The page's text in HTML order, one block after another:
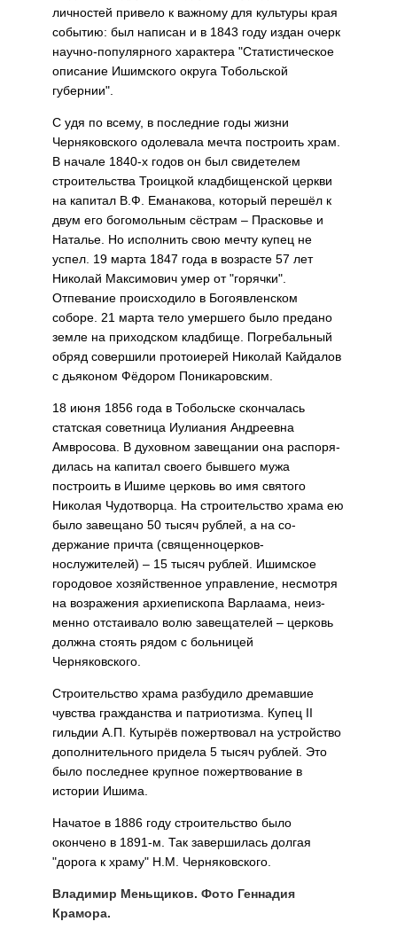
личностей привело к важному для культуры края
со­бытию: был написан и в 1843 году издан очерк
научно-популярного характера "Статистическое
описа­ние Ишимского округа Тобольской
губернии".
С удя по всему, в последние годы жизни
Черняковского одолевала мечта построить храм.
В начале 1840-х годов он был свидетелем
строительства Тро­ицкой кладбищенской церкви
на капитал В.Ф. Еманакова, который перешёл к
двум его богомольным сёстрам – Прасковье и
Наталье. Но исполнить свою мечту купец не
успел. 19 марта 1847 года в возрасте 57 лет
Николай Максимович умер от "горячки".
Отпевание проис­ходило в Богоявленском
соборе. 21 марта тело умершего было преда­но
земле на приходском кладбище. Погребальный
обряд совершили протоиерей Николай Кайдалов
с дьяконом Фёдором Поникаровским.
18 июня 1856 года в Тобольске скончалась
статская советница Иулиания Андреевна
Амвросова. В духовном завещании она распоря­
дилась на капитал своего бывшего мужа
построить в Ишиме церковь во имя святого
Николая Чудотворца. На строительство храма ею
было завещано 50 тысяч рублей, а на со­
держание причта (священноцерков­
нослужителей) – 15 тысяч рублей. Ишимское
городовое хозяйственное управление, несмотря
на возраже­ния архиепископа Варлаама, неиз­
менно отстаивало волю завещателей – церковь
должна стоять рядом с больницей
Черняковского.
Строительство храма разбудило дремавшие
чувства гражданства и патриотизма. Купец II
гильдии А.П. Кутырёв пожертвовал на устройство
дополнительного при­дела 5 тысяч рублей. Это
было по­следнее крупное пожертвование в
истории Ишима.
Начатое в 1886 году строитель­ство было
окончено в 1891-м. Так завершилась долгая
"дорога к хра­му" Н.М. Черняковского.
Владимир Меньщиков. Фото Геннадия
Крамора.